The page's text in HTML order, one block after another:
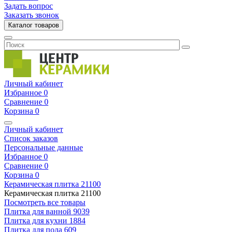
Задать вопрос
Заказать звонок
Каталог товаров
Личный кабинет
Избранное 0
Сравнение 0
Корзина 0
Личный кабинет
Список заказов
Персональные данные
Избранное 0
Сравнение 0
Корзина 0
Керамическая плитка 21100
Керамическая плитка 21100
Посмотреть все товары
Плитка для ванной 9039
Плитка для кухни 1884
Плитка для пола 609